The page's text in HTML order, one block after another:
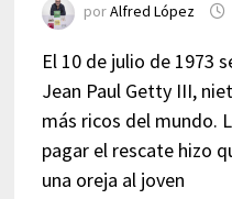
porAlfred López
El 10 de julio de 1973
Jean Paul Getty III,
más ricos del mundo.
pagar el rescate hizo
una oreja al joven